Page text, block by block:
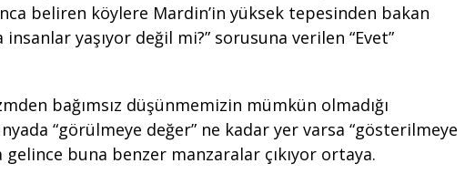
beliren köylere Mardin’in yüksek tepesinden bakan
insanlar yaşıyor değil mi?” sorusuna verilen “Evet”
bağımsız düşünmemizin mümkün olmadığı
“görülmeye değer” ne kadar yer varsa “gösterilmeye
gelince buna benzer manzaralar çıkıyor ortaya.